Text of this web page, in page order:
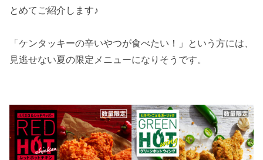
とめてご紹介します♪
「ケンタッキーの辛いやつが食べたい！」という方には、
見逃せない夏の限定メニューになりそうです。